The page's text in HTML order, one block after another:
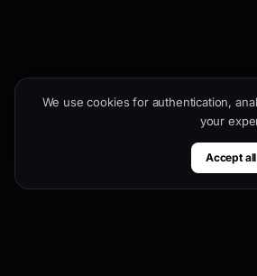
We use cookies for authentication,
your
Accept all